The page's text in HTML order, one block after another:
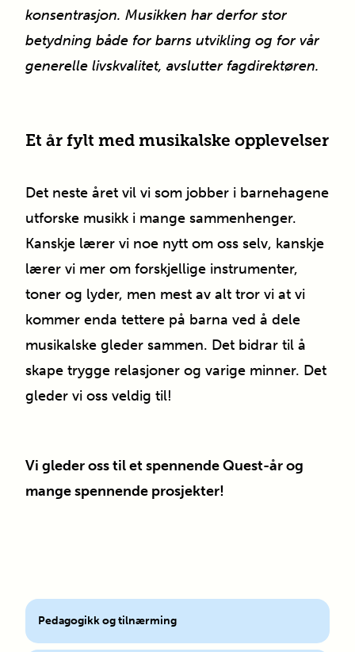
konsentrasjon. Musikken har derfor stor
betydning både for barns utvikling og for vår
generelle livskvalitet, avslutter fagdirektøren.
Et år fylt med musikalske opplevelser
Det neste året vil vi som jobber i barnehagene
utforske musikk i mange sammenhenger.
Kanskje lærer vi noe nytt om oss selv, kanskje
lærer vi mer om forskjellige instrumenter,
toner og lyder, men mest av alt tror vi at vi
kommer enda tettere på barna ved å dele
musikalske gleder sammen. Det bidrar til å
skape trygge relasjoner og varige minner. Det
gleder vi oss veldig til!
Vi gleder oss til et spennende Quest-år og
mange spennende prosjekter!
Pedagogikk og tilnærming